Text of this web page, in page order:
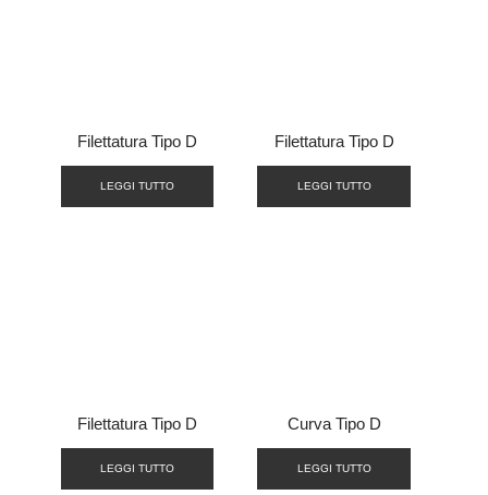
Filettatura Tipo D
LEGGI TUTTO
Filettatura Tipo D
LEGGI TUTTO
Filettatura Tipo D
LEGGI TUTTO
Curva Tipo D
LEGGI TUTTO